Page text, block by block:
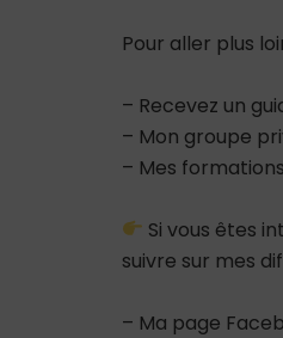
Pour aller plus
– Recevez un
– Mon groupe
– Mes
Si vous êtes
suivre sur mes
– Ma page